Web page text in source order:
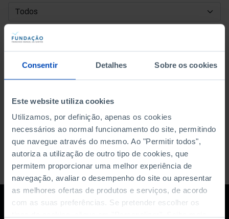
Consentir Detalhes Sobre os cookies
Este website utiliza cookies
Utilizamos, por definição, apenas os cookies
necessários ao normal funcionamento do site, permitindo
que navegue através do mesmo. Ao "Permitir todos",
autoriza a utilização de outro tipo de cookies, que
permitem proporcionar uma melhor experiência de
navegação, avaliar o desempenho do site ou apresentar
as melhores ofertas de produtos e serviços, de acordo
com as suas preferências. Se pretender escolher os
DATA DE INÍCIO
DATA DE FIM